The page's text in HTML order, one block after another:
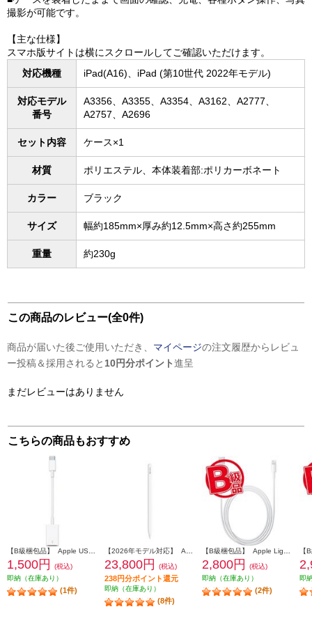
撮影が可能です。
【主な仕様】
スマホ版サイトは横にスクロールしてご確認いただけます。
対応機種
iPad(A16)、iPad (第10世代 2022年モデル)
対応モデル
番号
A3356、A3355、A3354、A3162、A2777、
A2757、A2696
セット内容 ケース×1
材質 ポリエステル、本体装着部:ポリカーボネート
カラー ブラック
サイズ 幅約185mm×厚み約12.5mm×高さ約255mm
重量 約230g
この商品のレビュー(全0件)
商品が届いた後ご使用いただき、 マイページの注文履歴からレビュ
ー投稿＆採用されると 10円分ポイント進呈
まだレビューはありません
こちらの商品もおすすめ
1,500円
(税込)
即納（在庫あり）
(1件)
23,800円 (税込)
238円分ポイント還元
即納（在庫あり）
(8件)
2,800円
(税込)
即納（在庫あり）
(2件)
即